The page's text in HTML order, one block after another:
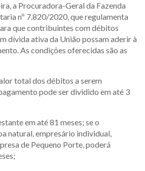
a Procuradora-Geral da Fazenda
nº 7.820/2020, que regulamenta
que contribuintes com débitos
dívida ativa da União possam aderir à
As condições oferecidas são as
total dos débitos a serem
pode ser dividido em até 3
em até 81 meses; se o
natural, empresário individual,
de Pequeno Porte, poderá